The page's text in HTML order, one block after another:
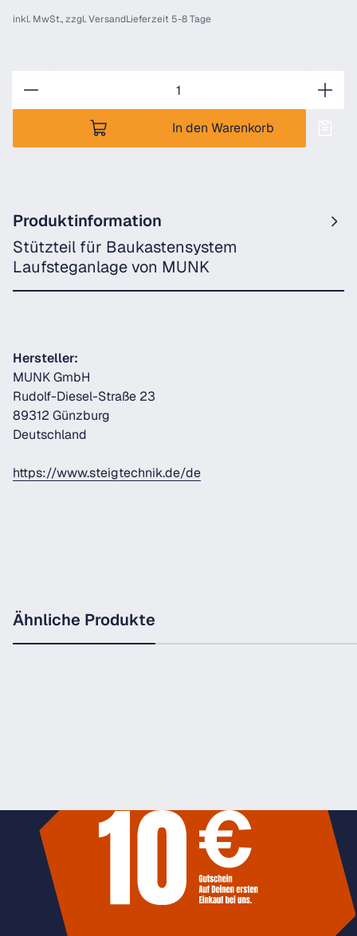
inkl. MwSt., zzgl.VersandLieferzeit 5-8 Tage
In den Warenkorb
Produktinformation
Stützteil für Baukastensystem
Laufsteganlage von MUNK
Hersteller:
MUNK GmbH
Rudolf-Diesel-Straße 23
89312 Günzburg
Deutschland
https://www.steigtechnik.de/de
Ähnliche Produkte